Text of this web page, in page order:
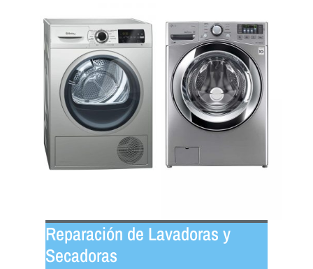
Reparación de Lavadoras y
Secadoras